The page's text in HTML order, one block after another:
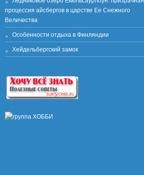
процессия айсбергов в царстве Ее Снежного
Величества
Особенности отдыха в Финляндии
Хейдельбергский замок